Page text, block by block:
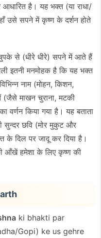
है। यह भक्त (या राधा/
उसे सपने में कृष्ण के दर्शन होते
से (धीरे धीरे) सपने में आते हैं
इतनी मनमोहक है कि यह भक्त
नाम (मोहन, किशन,
(जैसे माखन चुराना, मटकी
वर्णन किया गया है। यह बताता
सुन्दर छवि (मोर मुकुट और
दिल पर जादू कर दिया है।
आँखें हमेशा के लिए कृष्ण की
ki bhakti par
Gopi) ke us gehre